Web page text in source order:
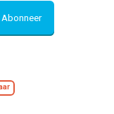
Abonneer